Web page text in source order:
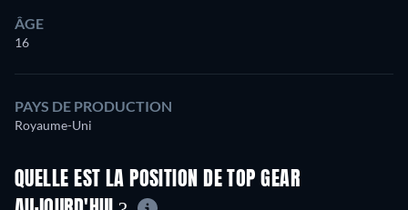
ÂGE
16
PAYS DE PRODUCTION
Royaume-Uni
QUELLE EST LA POSITION DE TOP GEAR